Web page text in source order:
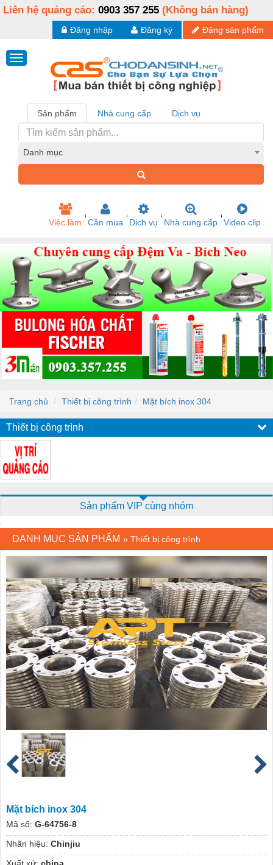
Liên hệ quảng cáo: 0903 357 255 (Không bán hàng)
Đăng sản phẩm
Đăng ký
Đăng nhập
Sản phẩm Nhà cung cấp Dịch vụ
Danh mục
Việc làm Cần mua Dịch vụ Nhà cung cấp Video clip
Trang chủ Thiết bị công trình Mặt bích inox 304
Thiết bị công trình
Sản phẩm VIP cùng nhóm
DANH MỤC SẢN PHẨM » Thiết bị công trình
Mặt bích inox 304
Mã số: G-64756-8
Nhãn hiệu: Chinjiu